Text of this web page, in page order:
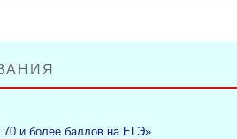
70 и более баллов на ЕГЭ»